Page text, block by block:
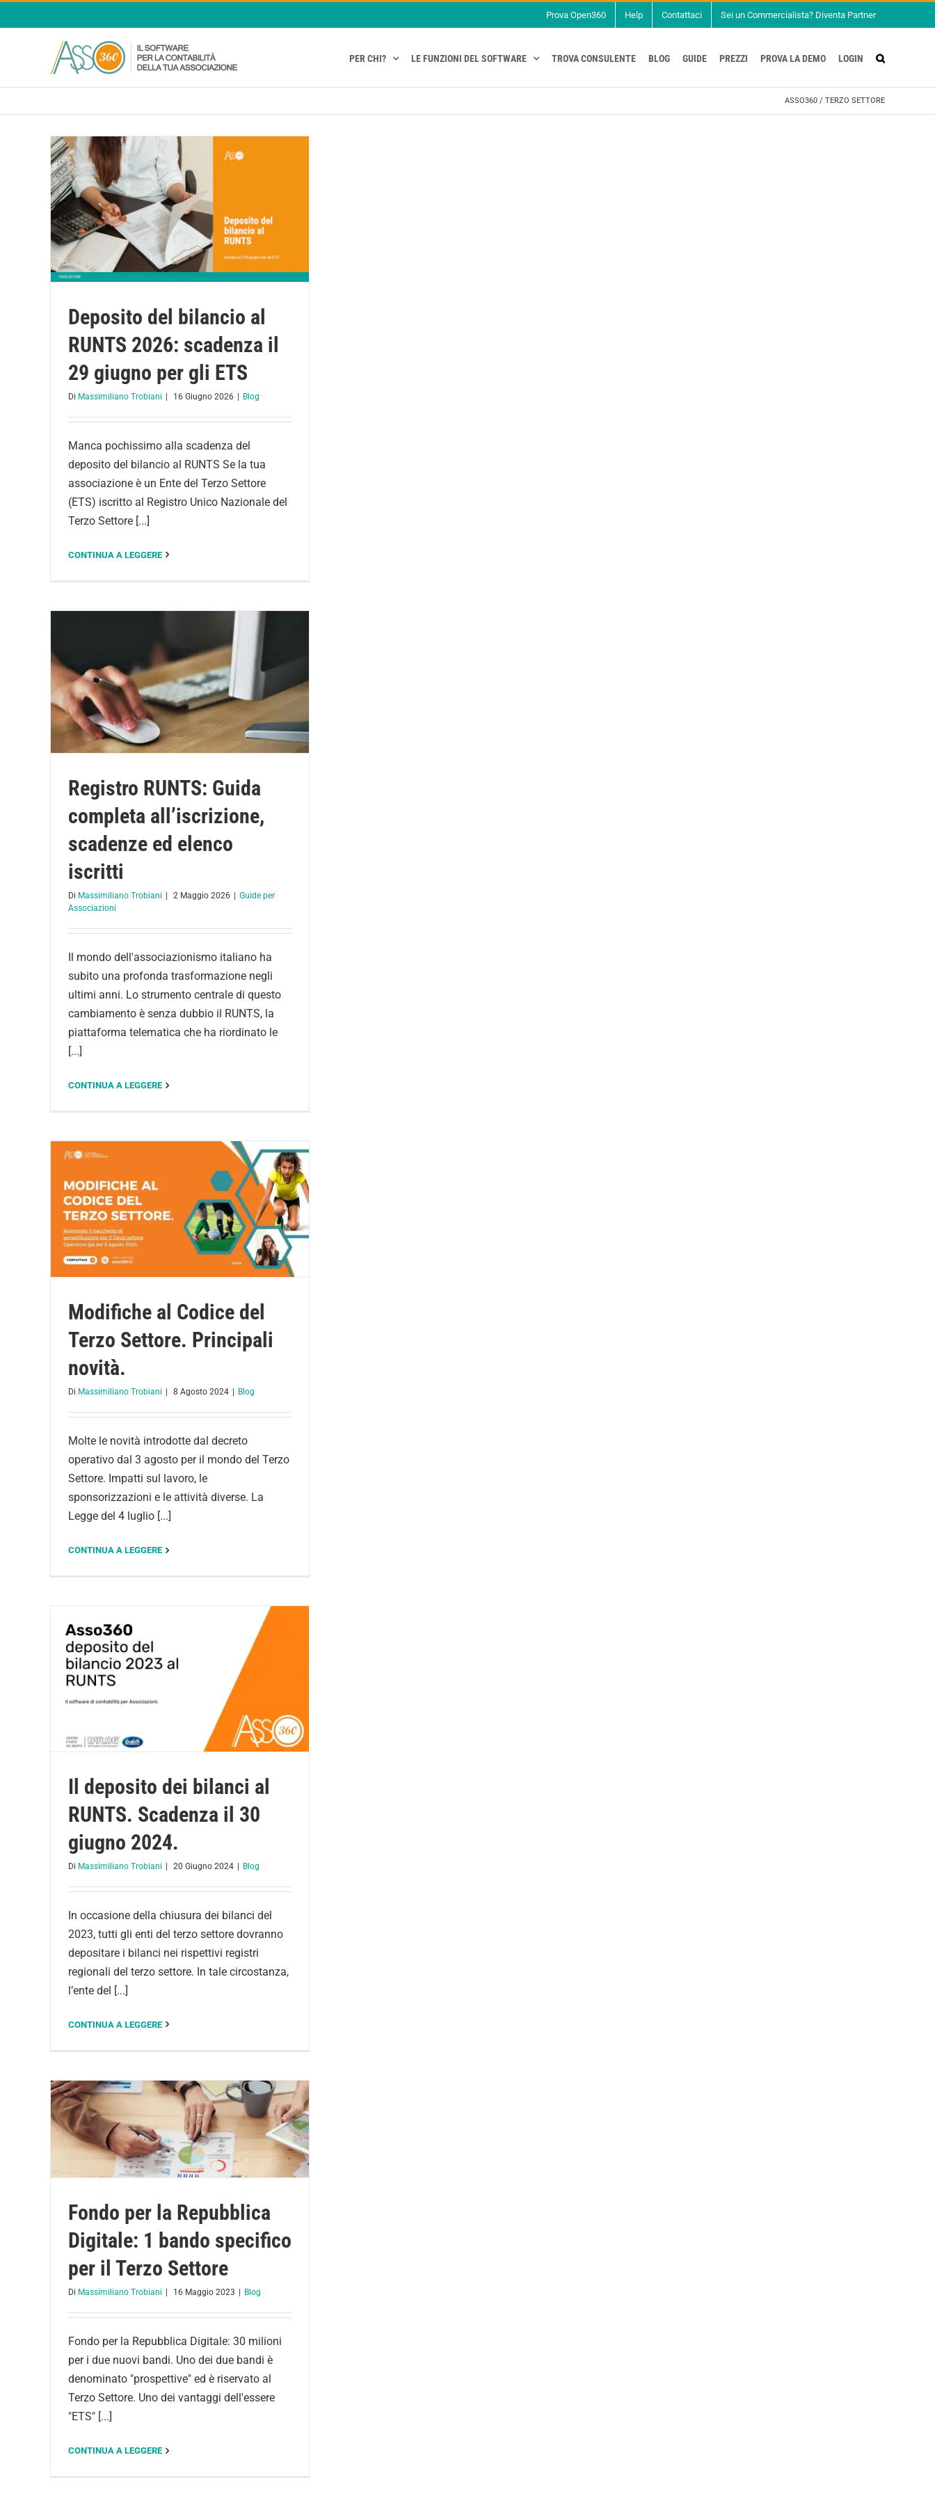
al
Prova Open360 Help Contattaci Sei un Commercialista? Diventa Partner
PER CHI? LE FUNZIONI DEL SOFTWARE TROVA CONSULENTE BLOG GUIDE PREZZI PROVA LA DEMO LOGIN
ASSO360 / TERZO SETTORE
Deposito del bilancio al
RUNTS 2026: scadenza il
29 giugno per gli ETS
Di Massimiliano Trobiani | 16 Giugno 2026 | Blog
Manca pochissimo alla scadenza del
deposito del bilancio al RUNTS Se la tua
associazione è un Ente del Terzo Settore
(ETS) iscritto al Registro Unico Nazionale del
Terzo Settore [...]
CONTINUA A LEGGERE
Registro RUNTS: Guida
completa all’iscrizione,
scadenze ed elenco
iscritti
Di Massimiliano Trobiani 2 Maggio 2026
Guide per
Associazioni
Il mondo dell'associazionismo italiano ha
subito una profonda trasformazione negli
ultimi anni. Lo strumento centrale di questo
cambiamento è senza dubbio il RUNTS, la
piattaforma telematica che ha riordinato le
[...]
CONTINUA A LEGGERE
Modifiche al Codice del
Terzo Settore. Principali
novità.
Di Massimiliano Trobiani 8 Agosto 2024 Blog
Molte le novità introdotte dal decreto
operativo dal 3 agosto per il mondo del Terzo
Settore. Impatti sul lavoro, le
sponsorizzazioni e le attività diverse. La
Legge del 4 luglio [...]
CONTINUA A LEGGERE
Il deposito dei bilanci al
RUNTS. Scadenza il 30
giugno 2024.
Di Massimiliano Trobiani | 20 Giugno 2024 | Blog
In occasione della chiusura dei bilanci del
2023, tutti gli enti del terzo settore dovranno
depositare i bilanci nei rispettivi registri
regionali del terzo settore. In tale circostanza,
l’ente del [...]
CONTINUA A LEGGERE
Fondo per la Repubblica
Digitale: 1 bando specifico
per il Terzo Settore
Di Massimiliano Trobiani 16 Maggio 2023 Blog
Fondo per la Repubblica Digitale: 30 milioni
per i due nuovi bandi. Uno dei due bandi è
denominato "prospettive" ed è riservato al
Terzo Settore. Uno dei vantaggi dell'essere
"ETS" [...]
CONTINUA A LEGGERE